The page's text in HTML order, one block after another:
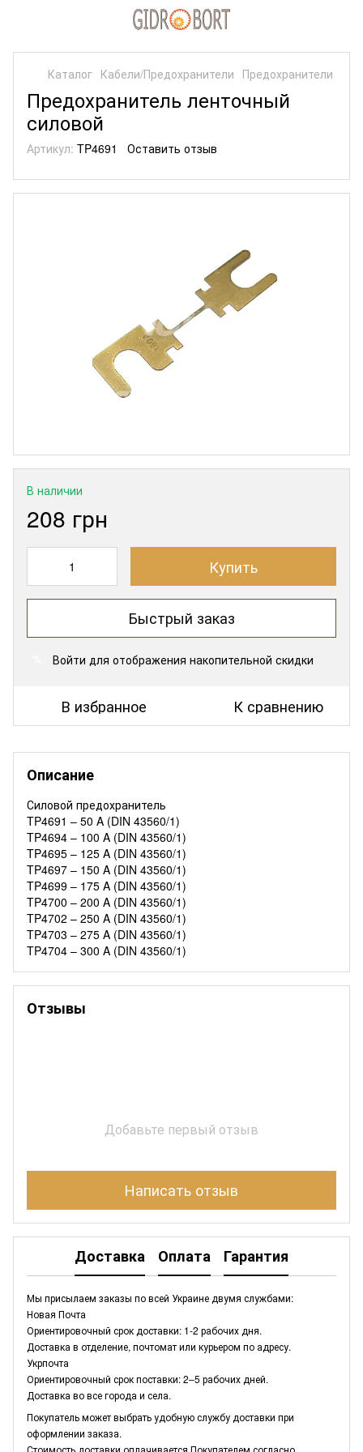
Каталог Кабели/Предохранители Предохранители
Предохранитель ленточный
силовой
Артикул: TP4691 Оставить отзыв
В наличии
208 грн
Купить
Быстрый заказ
Войти для отображения накопительной скидки
В избранное К сравнению
Описание
Силовой предохранитель
TP4691 – 50 A (DIN 43560/1)
TP4694 – 100 A (DIN 43560/1)
TP4695 – 125 A (DIN 43560/1)
TP4697 – 150 A (DIN 43560/1)
TP4699 – 175 A (DIN 43560/1)
TP4700 – 200 A (DIN 43560/1)
TP4702 – 250 A (DIN 43560/1)
TP4703 – 275 A (DIN 43560/1)
TP4704 – 300 A (DIN 43560/1)
Отзывы
Добавьте первый отзыв
Написать отзыв
Доставка Оплата Гарантия
Мы присылаем заказы по всей Украине двумя службами:
Новая Почта
Ориентировочный срок доставки: 1-2 рабочих дня.
Доставка в отделение, почтомат или курьером по адресу.
Укрпочта
Ориентировочный срок поставки: 2–5 рабочих дней.
Доставка во все города и села.
Покупатель может выбрать удобную службу доставки при
оформлении заказа.
Стоимость доставки оплачивается Покупателем согласно